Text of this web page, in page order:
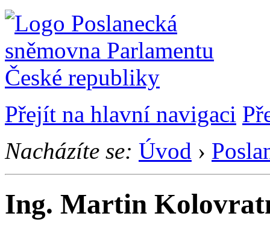
Přejít na hlavní navigaci
Nacházíte se: Úvod ›
Ing. Martin